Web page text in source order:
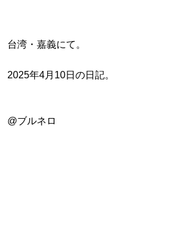
台湾・嘉義にて。
2025年4月10日の日記。
@ブルネロ